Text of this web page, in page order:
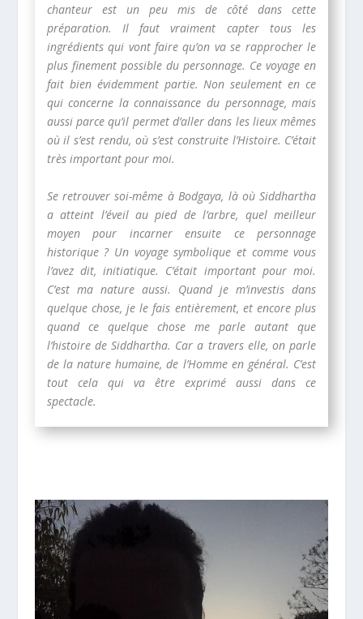
chanteur est un peu mis de côté dans cette
préparation. Il faut vraiment capter tous les
ingrédients qui vont faire qu’on va se rapprocher le
plus finement possible du personnage. Ce voyage en
fait bien évidemment partie. Non seulement en ce
qui concerne la connaissance du personnage, mais
aussi parce qu’il permet d’aller dans les lieux mêmes
où il s’est rendu, où s’est construite l’Histoire. C’était
très important pour moi.
Se retrouver soi-même à Bodgaya, là où Siddhartha
a atteint l’éveil au pied de l’arbre, quel meilleur
moyen pour incarner ensuite ce personnage
historique ? Un voyage symbolique et comme vous
l’avez dit, initiatique. C’était important pour moi.
C’est ma nature aussi. Quand je m’investis dans
quelque chose, je le fais entièrement, et encore plus
quand ce quelque chose me parle autant que
l’histoire de Siddhartha. Car a travers elle, on parle
de la nature humaine, de l’Homme en général. C’est
tout cela qui va être exprimé aussi dans ce
spectacle.